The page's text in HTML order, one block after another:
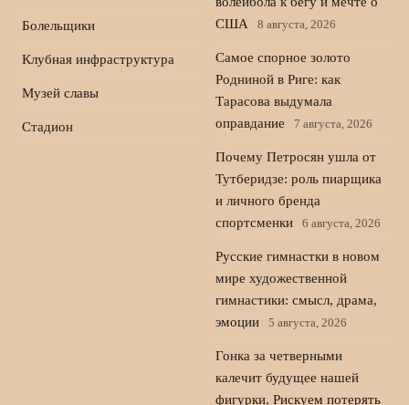
Болельщики
Клубная инфраструктура
Музей славы
Стадион
США
8 августа, 2026
Самое спорное золото
Родниной в Риге: как
Тарасова выдумала
оправдание
7 августа, 2026
Почему Петросян ушла от
Тутберидзе: роль пиарщика
и личного бренда
спортсменки
6 августа, 2026
Русские гимнастки в новом
мире художественной
гимнастики: смысл, драма,
эмоции
5 августа, 2026
Гонка за четверными
калечит будущее нашей
фигурки. Рискуем потерять